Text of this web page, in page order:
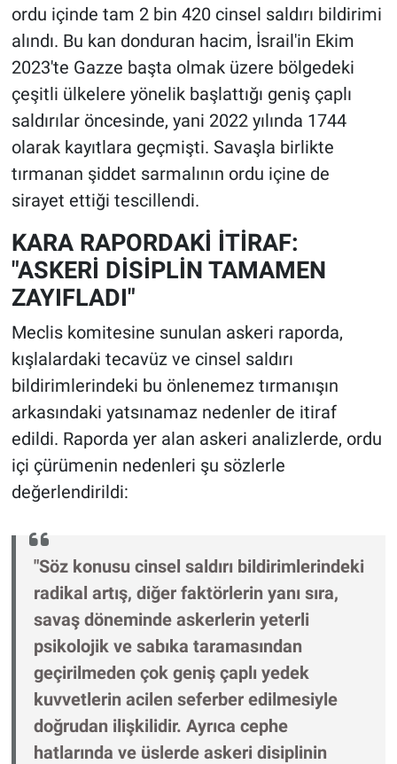
ordu içinde tam 2 bin 420 cinsel saldırı bildirimi
alındı. Bu kan donduran hacim, İsrail'in Ekim
2023'te Gazze başta olmak üzere bölgedeki
çeşitli ülkelere yönelik başlattığı geniş çaplı
saldırılar öncesinde, yani 2022 yılında 1744
olarak kayıtlara geçmişti. Savaşla birlikte
tırmanan şiddet sarmalının ordu içine de
sirayet ettiği tescillendi.
KARA RAPORDAKİ İTİRAF:
"ASKERİ DİSİPLİN TAMAMEN
ZAYIFLADI"
Meclis komitesine sunulan askeri raporda,
kışlalardaki tecavüz ve cinsel saldırı
bildirimlerindeki bu önlenemez tırmanışın
arkasındaki yatsınamaz nedenler de itiraf
edildi. Raporda yer alan askeri analizlerde, ordu
içi çürümenin nedenleri şu sözlerle
değerlendirildi:
"Söz konusu cinsel saldırı bildirimlerindeki
radikal artış, diğer faktörlerin yanı sıra,
savaş döneminde askerlerin yeterli
psikolojik ve sabıka taramasından
geçirilmeden çok geniş çaplı yedek
kuvvetlerin acilen seferber edilmesiyle
doğrudan ilişkilidir. Ayrıca cephe
hatlarında ve üslerde askeri disiplinin